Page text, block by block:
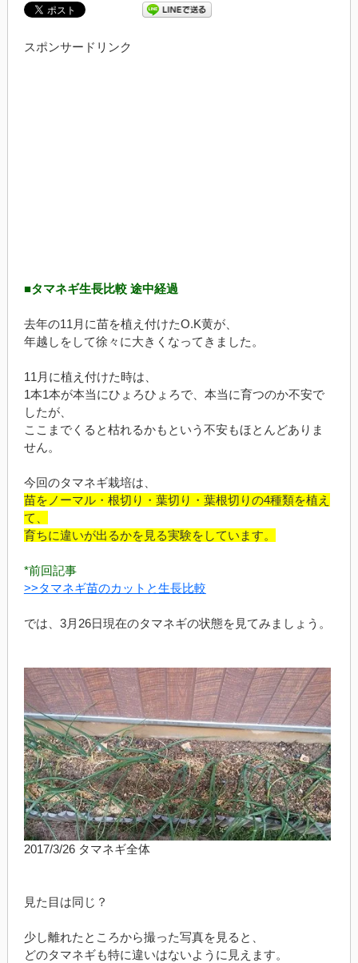
スポンサードリンク
■タマネギ生長比較 途中経過
去年の11月に苗を植え付けたO.K黄が、
年越しをして徐々に大きくなってきました。
11月に植え付けた時は、
1本1本が本当にひょろひょろで、本当に育つのか不安で
したが、
ここまでくると枯れるかもという不安もほとんどありま
せん。
今回のタマネギ栽培は、
苗をノーマル・根切り・葉切り・葉根切りの4種類を植え
て、
育ちに違いが出るかを見る実験をしています。
*前回記事
>>タマネギ苗のカットと生長比較
では、3月26日現在のタマネギの状態を見てみましょう。
2017/3/26 タマネギ全体
見た目は同じ？
少し離れたところから撮った写真を見ると、
どのタマネギも特に違いはないように見えます。